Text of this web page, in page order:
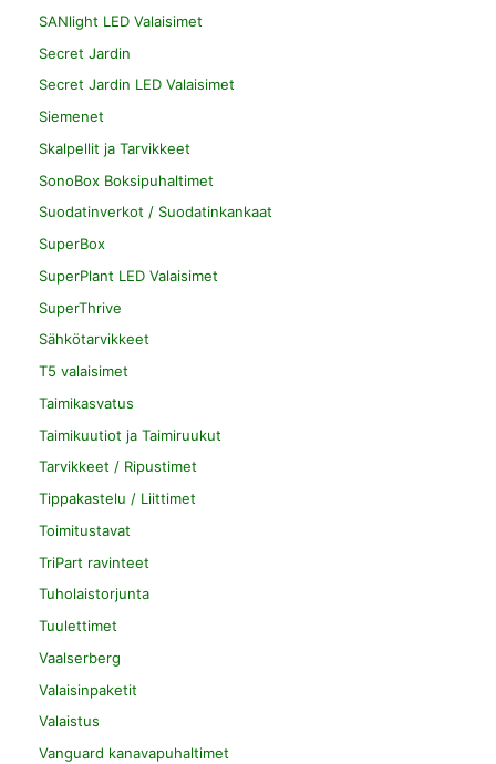
SANlight LED Valaisimet
Secret Jardin
Secret Jardin LED Valaisimet
Siemenet
Skalpellit ja Tarvikkeet
SonoBox Boksipuhaltimet
Suodatinverkot / Suodatinkankaat
SuperBox
SuperPlant LED Valaisimet
SuperThrive
Sähkötarvikkeet
T5 valaisimet
Taimikasvatus
Taimikuutiot ja Taimiruukut
Tarvikkeet / Ripustimet
Tippakastelu / Liittimet
Toimitustavat
TriPart ravinteet
Tuholaistorjunta
Tuulettimet
Vaalserberg
Valaisinpaketit
Valaistus
Vanguard kanavapuhaltimet